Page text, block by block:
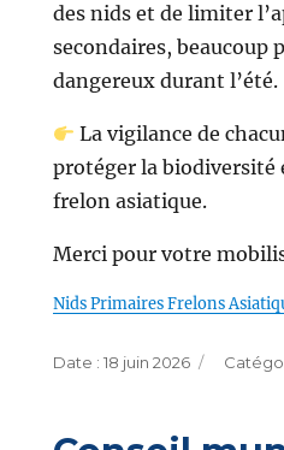
des nids et de limiter
secondaires, beaucoup
dangereux durant l’été.
La vigilance de
protéger la
frelon asiatique.
Merci pour votre
Nids Primaires Frelons
Publié
18 juin 2026